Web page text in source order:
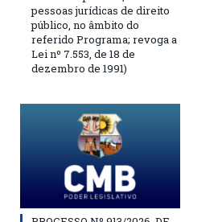
pessoas jurídicas de direito
público, no âmbito do
referido Programa; revoga a
Lei nº 7.553, de 18 de
dezembro de 1991)